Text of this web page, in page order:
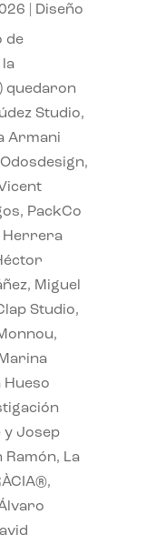
Diseño
de
la
quedaron
Studio,
Armani
PackCo
Herrera
Miguel
Studio,
y Josep
Ramón, La